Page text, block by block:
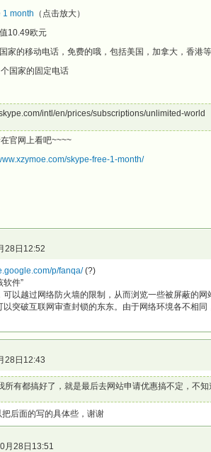
（点击放大）
10.49欧元
家的移动电话，免费的哦，包括美国，加拿大，香港等
国家的固定电话
intl/en/prices/subscriptions/unlimited-world
官网上看吧~~~~
skype-free-1-month/
28日12:52
p/fanqa/(?)
软件”
可以越过网络防火墙的限制，从而浏览一些被屏蔽的网
以突破互联网审查封锁的东东。由于网络环境各不相
28日12:43
所有都搞好了，就是最后去网站申请优惠搞不定，不
后面的写的具体些，谢谢
月28日13:51